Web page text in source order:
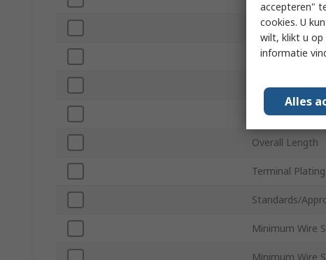
Pin Length
Insulation
Maximum Wire
Maximum Wire
Overall Length
Terminal Plating
Standards/
Minimum Wire
Minimum Wire
accepteren"
cookies. U
wilt, klikt u op
informatie
Alles